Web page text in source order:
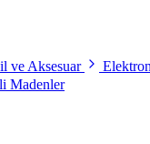
ve Aksesuar
Madenler